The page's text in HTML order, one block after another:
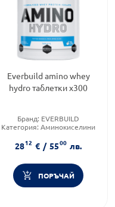
Everbuild amino whey
hydro таблетки х300
Бранд: EVERBUILD
Категория: Аминокиселини
2812 € / 5500 лв.
ПОРЪЧАЙ